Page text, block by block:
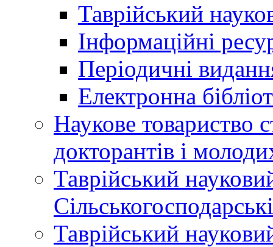
Таврійський
Інформаційні
Періодичні
Електронна
Наукове товариство
докторантів і
Таврійський
Таврійський